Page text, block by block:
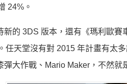
24%。
新的 3DS 版本，還有《瑪利歐
任天堂沒有對 2015 年計畫有太
彈大作戰、Mario Maker，不然就